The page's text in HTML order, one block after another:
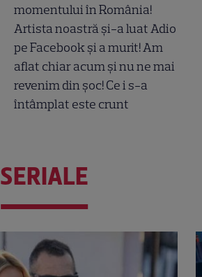
momentului în România!
Artista noastră și-a luat Adio
pe Facebook și a murit! Am
aflat chiar acum și nu ne mai
revenim din șoc! Ce i s-a
întâmplat este crunt
SERIALE